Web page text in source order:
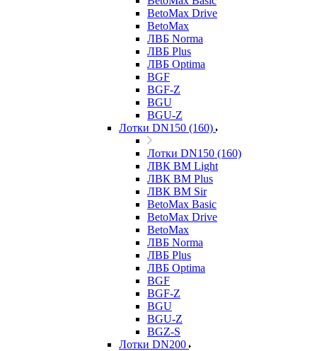
BetoMax Drive
BetoMax
ЛВБ Norma
ЛВБ Plus
ЛВБ Optima
BGF
BGF-Z
BGU
BGU-Z
Лотки DN150 (160)
Лотки DN150 (160)
ЛВК ВМ Light
ЛВК ВМ Plus
ЛВК ВМ Sir
BetoMax Basic
BetoMax Drive
BetoMax
ЛВБ Norma
ЛВБ Plus
ЛВБ Optima
BGF
BGF-Z
BGU
BGU-Z
BGZ-S
Лотки DN200